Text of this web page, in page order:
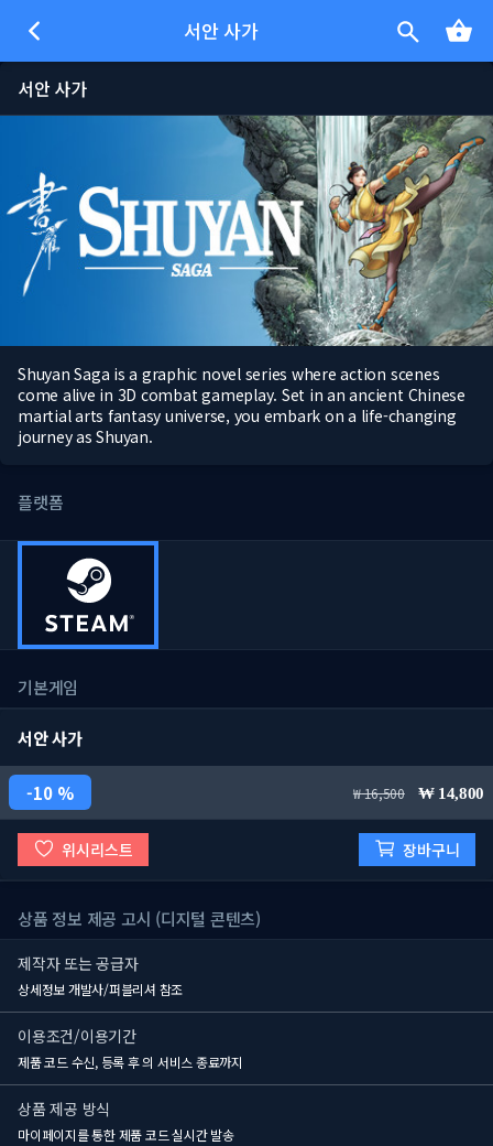
서안 사가
서안 사가
Shuyan Saga is a graphic novel series where action scenes
come alive in 3D combat gameplay. Set in an ancient Chinese
martial arts fantasy universe, you embark on a life-changing
journey as Shuyan.
플랫폼
기본게임
서안 사가
10 % 16,500 14,800
위시리스트 장바구니
상품 정보 제공 고시 (디지털 콘텐츠)
제작자 또는 공급자
상세정보 개발사/퍼블리셔 참조
이용조건/이용기간
제품 코드 수신, 등록 후의 서비스 종료까지
상품 제공 방식
마이페이지를 통한 제품 코드 실시간 발송